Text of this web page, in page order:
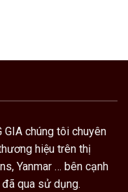
GIA chúng tôi chuyên
hiệu trên thị
, Yanmar … bên cạnh
qua sử dụng.